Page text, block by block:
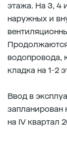
этажа. На 3, 4
наружных и
водопровода,
кладка на 1-2
Ввод в
запланирован
на IV квартал